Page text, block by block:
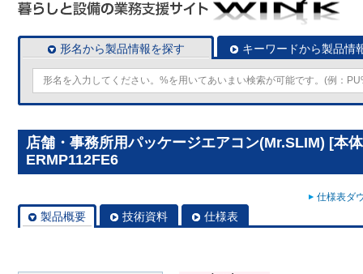
形名から製品情報を探す キーワードから製品情
店舗・事務所用パッケージエアコン(Mr.SLIM) [本
ERMP112FE6
仕様表ダ
製品概要 技術資料 仕様表